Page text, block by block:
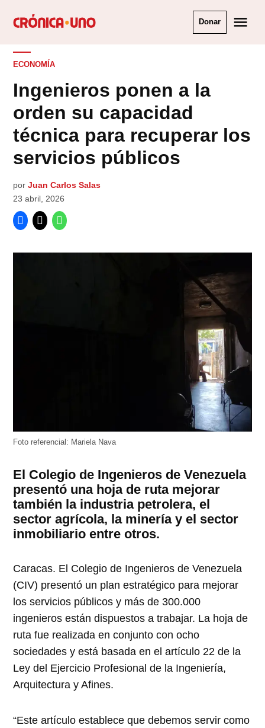
Whatsapp
Estás por registrarte y recibir el contenido do
Crónica Uno directo en tu Whatsapp
Canal de Whatsapp de Crónica.Uno
Donar
PUBLICADO
ECONOMÍA
Ingenieros ponen a la
orden su capacidad
técnica para recuperar los
servicios públicos
por Juan Carlos Salas
23 abril, 2026
Foto referencial: Mariela Nava
El Colegio de Ingenieros de Venezuela
presentó una hoja de ruta mejorar
también la industria petrolera, el
sector agrícola, la minería y el sector
inmobiliario entre otros.
Caracas. El Colegio de Ingenieros de Venezuela
(CIV) presentó un plan estratégico para mejorar
los servicios públicos y más de 300.000
ingenieros están dispuestos a trabajar. La hoja de
ruta fue realizada en conjunto con ocho
sociedades y está basada en el artículo 22 de la
Ley del Ejercicio Profesional de la Ingeniería,
Arquitectura y Afines.
“Este artículo establece que debemos servir como